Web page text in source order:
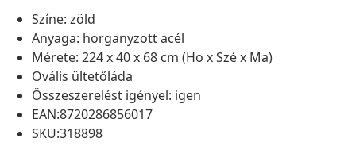
Színe: zöld
Anyaga: horganyzott acél
Mérete: 224 x 40 x 68 cm (Ho x Szé x Ma)
Ovális ültetőláda
Összeszerelést igényel: igen
EAN:8720286856017
SKU:318898